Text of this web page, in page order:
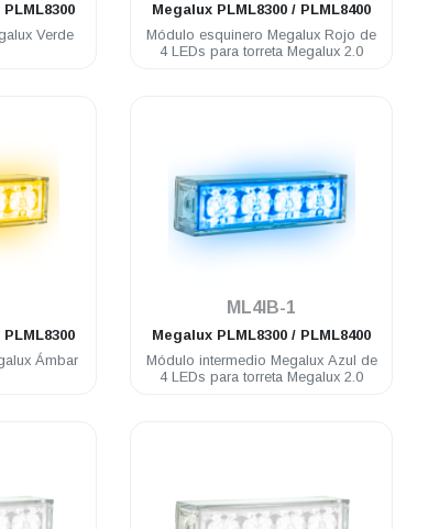
PLML8300
Verde
Megalux PLML8300 / PLML8400
Módulo esquinero Megalux Rojo de
4 LEDs para torreta Megalux 2.0
PLML8300
Ámbar
ML4IB-1
Megalux PLML8300 / PLML8400
Módulo intermedio Megalux Azul de
4 LEDs para torreta Megalux 2.0